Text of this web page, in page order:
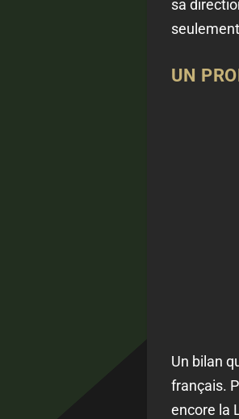
sa
UN
Un bilan
français.
encore la